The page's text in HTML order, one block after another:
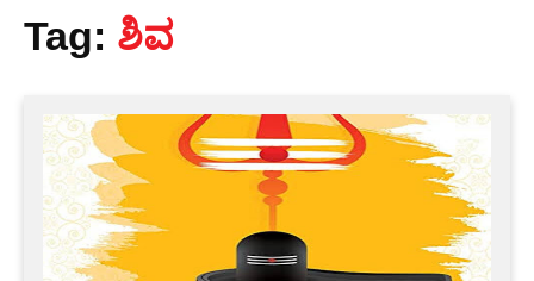
Tag: ಶಿವ